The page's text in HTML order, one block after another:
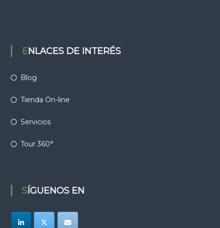
ENLACES DE INTERÉS
Blog
Tienda On-line
Servicios
Tour 360°
SÍGUENOS EN